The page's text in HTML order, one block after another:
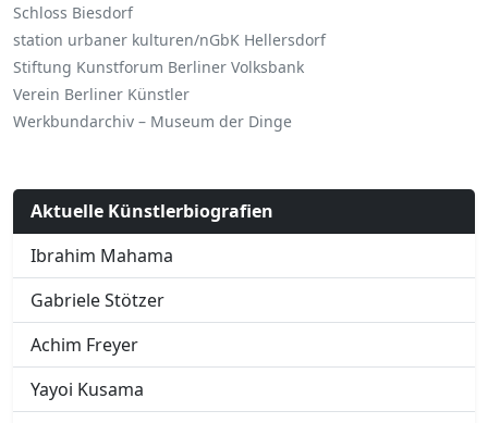
Schloss Biesdorf
station urbaner kulturen/nGbK Hellersdorf
Stiftung Kunstforum Berliner Volksbank
Verein Berliner Künstler
Werkbundarchiv – Museum der Dinge
Aktuelle Künstlerbiografien
Ibrahim Mahama
Gabriele Stötzer
Achim Freyer
Yayoi Kusama